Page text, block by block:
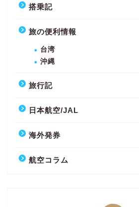
搭乗記
旅の便利情報
台湾
沖縄
旅行記
日本航空/JAL
海外発券
航空コラム